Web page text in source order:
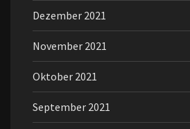
Dezember 2021
November 2021
Oktober 2021
September 2021